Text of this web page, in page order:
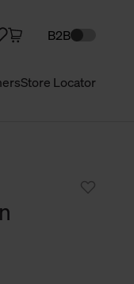
Store Locator
B2B